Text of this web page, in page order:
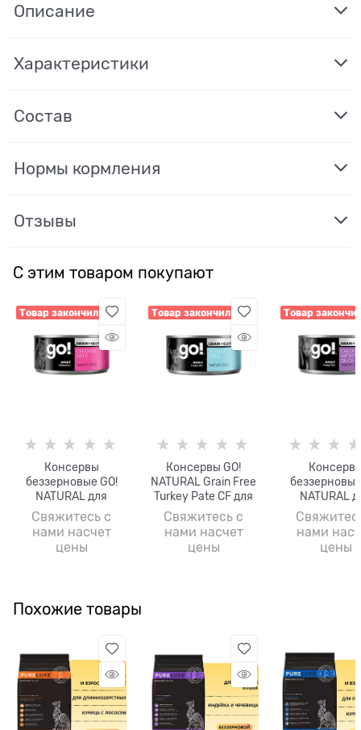
Описание
Характеристики
Состав
Нормы кормления
Отзывы
С этим товаром покупают
Товар закончился
Консервы
беззерновые GO!
NATURAL для
взрослых кошек с
курицей Grain Free
Chicken Pate CF
Свяжитесь с
нами насчет
цены
Товар закончился
Консервы GO!
NATURAL Grain Free
Turkey Pate CF для
взрослых кошек с
индейкой
Свяжитесь с
нами насчет
цены
Товар
беззерновые
NATURAL
взрослых
уткой,
индейкой
Free Chicken
нами
цены
Похожие товары